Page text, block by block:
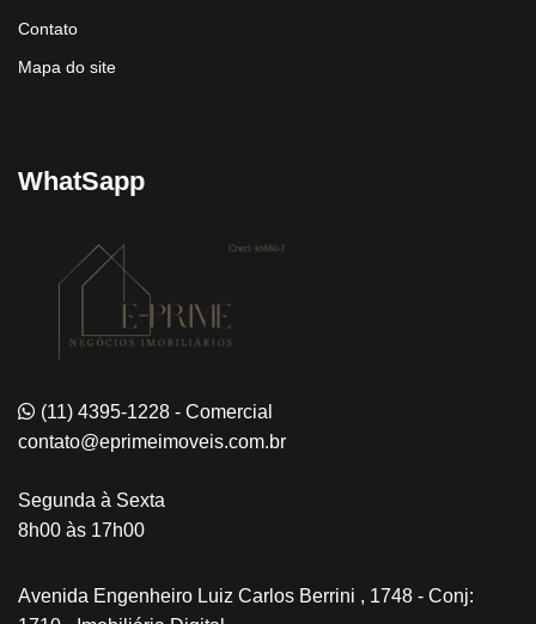
Contato
Mapa do site
WhatSapp
(11) 4395-1228 - Comercial
contato@eprimeimoveis.com.br
Segunda à Sexta
8h00 às 17h00
Avenida Engenheiro Luiz Carlos Berrini , 1748 - Conj: